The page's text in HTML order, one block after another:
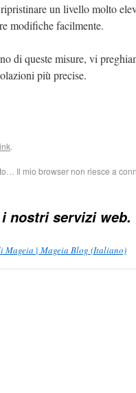
un livello molto
modifiche facilmente.
di queste misure, vi
più precise.
.
Il mio browser non riesce a
nostri servizi web.
Mageia | Mageia Blog (Italiano)